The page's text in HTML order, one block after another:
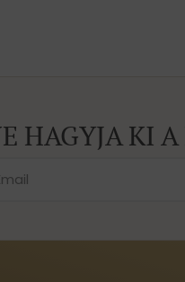
HAGYJA KI